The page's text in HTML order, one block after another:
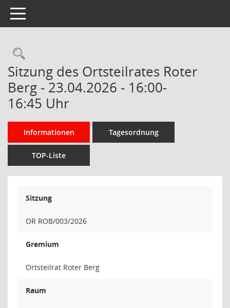
Toggle navigation
Rechercheauswahl
Sitzung des Ortsteilrates Roter
Berg - 23.04.2026 - 16:00-
16:45 Uhr
Informationen Tagesordnung
TOP-Liste
Sitzung
OR ROB/003/2026
Gremium
Ortsteilrat Roter Berg
Raum